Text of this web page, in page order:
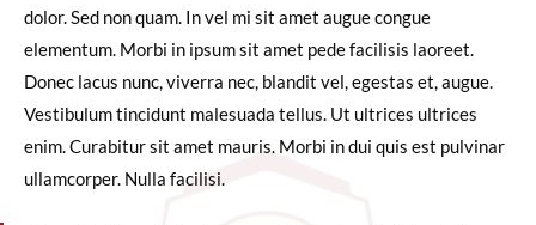
dolor. Sed non quam. In vel mi sit amet augue congue
elementum. Morbi in ipsum sit amet pede facilisis laoreet.
Donec lacus nunc, viverra nec, blandit vel, egestas et, augue.
Vestibulum tincidunt malesuada tellus. Ut ultrices ultrices
enim. Curabitur sit amet mauris. Morbi in dui quis est pulvinar
ullamcorper. Nulla facilisi.